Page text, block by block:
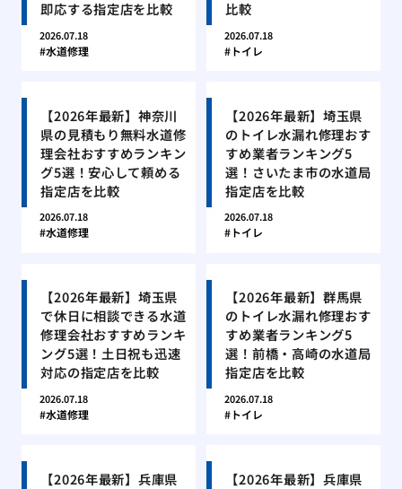
即応する指定店を比較
2026.07.18
水道修理
比較
2026.07.18
トイレ
【2026年最新】神奈川
県の見積もり無料水道修
理会社おすすめランキン
グ5選！安心して頼める
指定店を比較
2026.07.18
水道修理
【2026年最新】埼玉県
のトイレ水漏れ修理おす
すめ業者ランキング5
選！さいたま市の水道局
指定店を比較
2026.07.18
トイレ
【2026年最新】埼玉県
で休日に相談できる水道
修理会社おすすめランキ
ング5選！土日祝も迅速
対応の指定店を比較
2026.07.18
水道修理
【2026年最新】群馬県
のトイレ水漏れ修理おす
すめ業者ランキング5
選！前橋・高崎の水道局
指定店を比較
2026.07.18
トイレ
【2026年最新】兵庫県
【2026年最新】兵庫県